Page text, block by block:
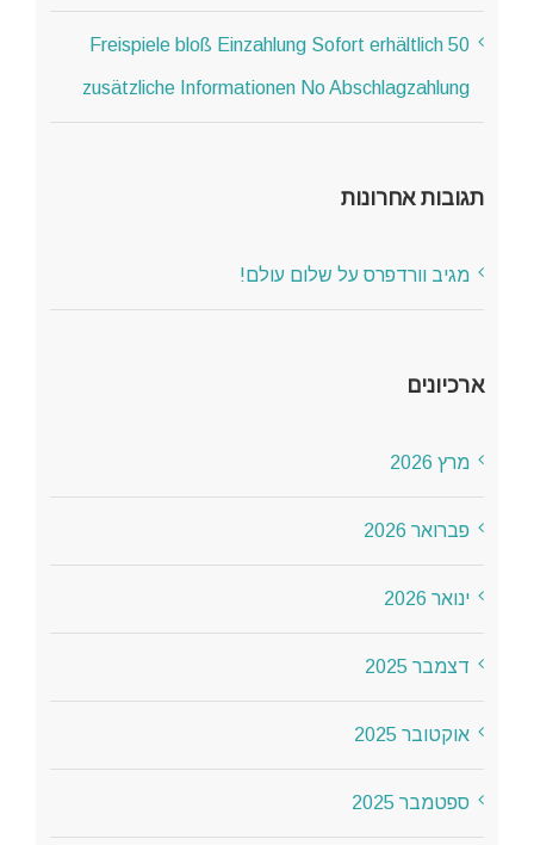
50 Freispiele bloß Einzahlung Sofort erhältlich
zusätzliche Informationen No Abschlagzahlung
תגובות אחרונות
מגיב וורדפרסעל שלום עולם!
ארכיונים
מרץ 2026
פברואר 2026
ינואר 2026
דצמבר 2025
אוקטובר 2025
ספטמבר 2025